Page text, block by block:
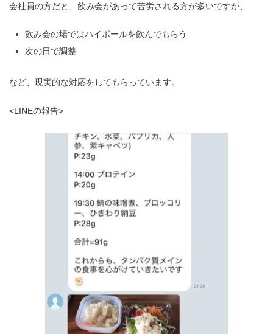
会社員の方だと、飲み会があって苦労される方が多いですが、
飲み会の場ではハイボールを飲んでもらう
次の日で調整
など、現実的な対応をしてもらっています。
<LINEの報告>